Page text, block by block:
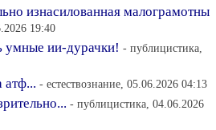
изнасилованная малограмотны
19:40
умные ии-дурачки! - публицистика,
атф... - естествознание, 05.06.2026 04:13
- публицистика, 04.06.2026